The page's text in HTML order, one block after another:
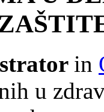
in
u